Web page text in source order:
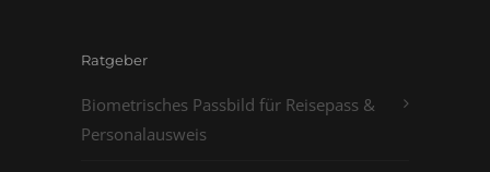
Ratgeber
Biometrisches Passbild für Reisepass &
Personalausweis